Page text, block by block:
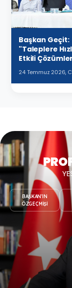
Başkan Geçit:
"Taleplere
Etkili
24 Temmuz 2026,
BAŞKAN'IN
ÖZGEÇMIŞI